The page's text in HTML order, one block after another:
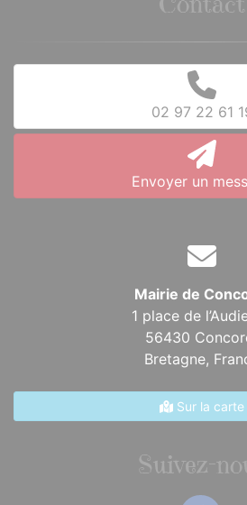
Contact
02 97 22 61
Envoyer un
Mairie de
1 place de
56430
Bretagne,
Sur la carte
Suivez-